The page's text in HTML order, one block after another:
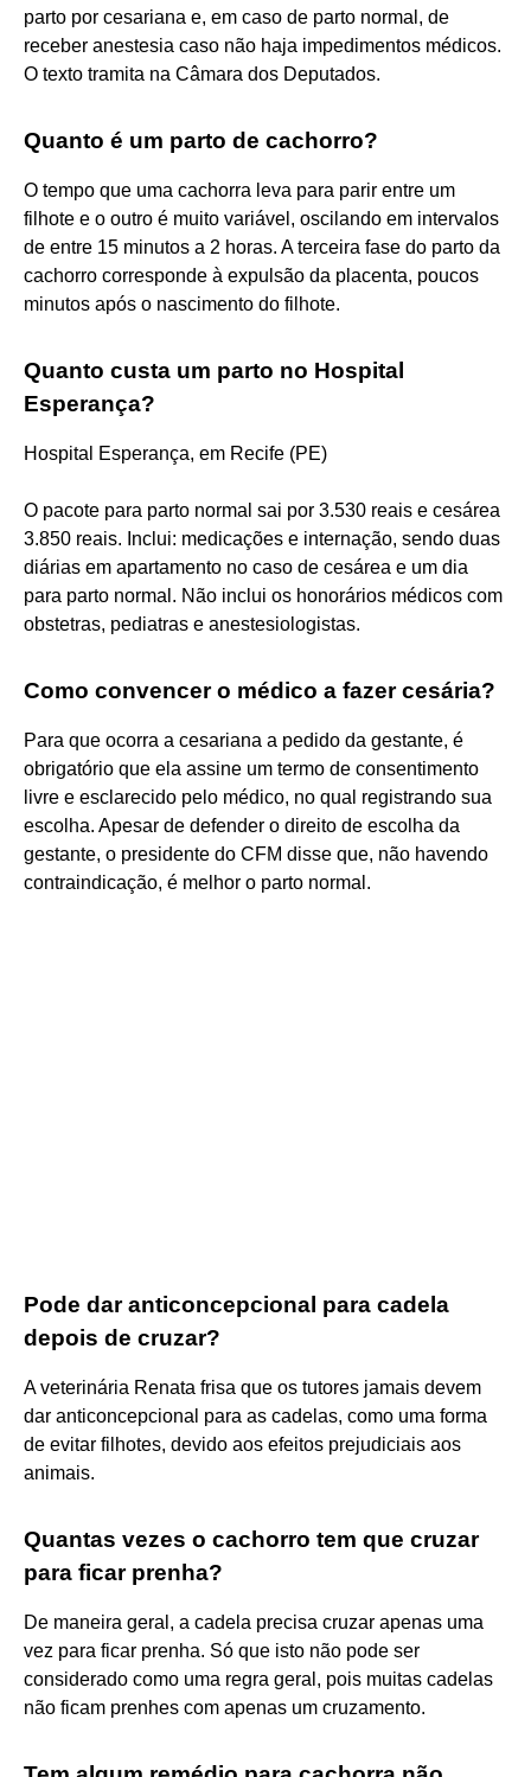
parto por cesariana e, em caso de parto normal, de
receber anestesia caso não haja impedimentos médicos.
O texto tramita na Câmara dos Deputados.
Quanto é um parto de cachorro?
O tempo que uma cachorra leva para parir entre um
filhote e o outro é muito variável, oscilando em intervalos
de entre 15 minutos a 2 horas. A terceira fase do parto da
cachorro corresponde à expulsão da placenta, poucos
minutos após o nascimento do filhote.
Quanto custa um parto no Hospital
Esperança?
Hospital Esperança, em Recife (PE)
O pacote para parto normal sai por 3.530 reais e cesárea
3.850 reais. Inclui: medicações e internação, sendo duas
diárias em apartamento no caso de cesárea e um dia
para parto normal. Não inclui os honorários médicos com
obstetras, pediatras e anestesiologistas.
Como convencer o médico a fazer cesária?
Para que ocorra a cesariana a pedido da gestante, é
obrigatório que ela assine um termo de consentimento
livre e esclarecido pelo médico, no qual registrando sua
escolha. Apesar de defender o direito de escolha da
gestante, o presidente do CFM disse que, não havendo
contraindicação, é melhor o parto normal.
Pode dar anticoncepcional para cadela
depois de cruzar?
A veterinária Renata frisa que os tutores jamais devem
dar anticoncepcional para as cadelas, como uma forma
de evitar filhotes, devido aos efeitos prejudiciais aos
animais.
Quantas vezes o cachorro tem que cruzar
para ficar prenha?
De maneira geral, a cadela precisa cruzar apenas uma
vez para ficar prenha. Só que isto não pode ser
considerado como uma regra geral, pois muitas cadelas
não ficam prenhes com apenas um cruzamento.